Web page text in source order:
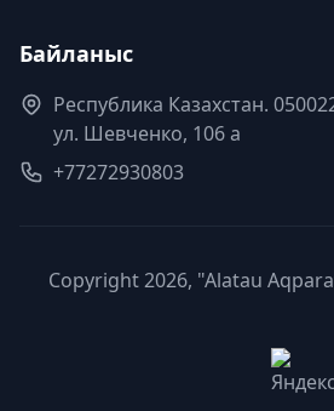
Байланыс
Республика Казахстан.
ул. Шевченко, 106 а
+77272930803
Copyright 2026, "Alatau